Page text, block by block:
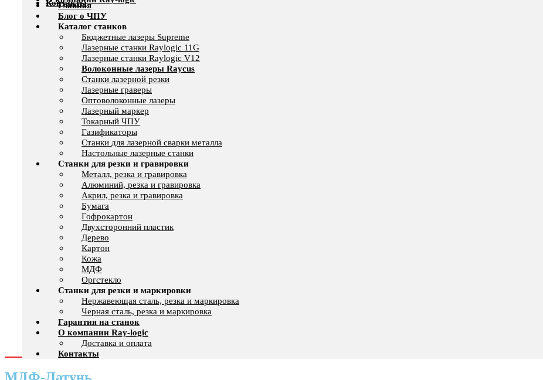
Контакты
Главная
Блог о ЧПУ
Каталог станков
Бюджетные лазеры Supreme
Лазерные станки Raylogic 11G
Лазерные станки Raylogic V12
Волоконные лазеры Raycus
Станки лазерной резки
Лазерные граверы
Оптоволоконные лазеры
Лазерный маркер
Токарный ЧПУ
Газификаторы
Cтанки для лазерной сварки металла
Настольные лазерные станки
Станки для резки и гравировки
Металл, резка и гравировка
Алюминий, резка и гравировка
Акрил, резка и гравировка
Бумага
Гофрокартон
Двухсторонний пластик
Дерево
Картон
Кожа
МДФ
Оргстекло
Станки для резки и маркировки
Нержавеющая сталь, резка и маркировка
Черная сталь, резка и маркировка
Гарантия на станок
О компании Ray-logic
Доставка и оплата
Контакты